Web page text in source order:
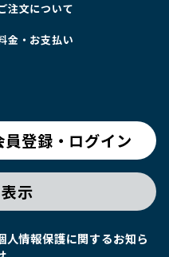
注文について
金・お支払い
登録・ログイン
示
人情報保護に関するお知ら